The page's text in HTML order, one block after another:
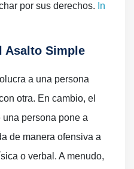
por sus derechos. In
Asalto Simple
a una persona
otra. En cambio, el
persona pone a
de manera ofensiva a
o verbal. A menudo,